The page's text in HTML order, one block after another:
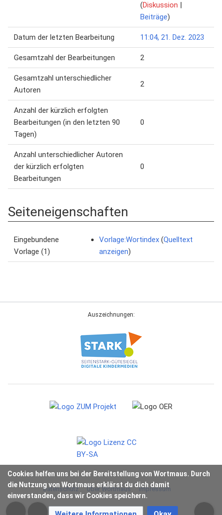
(Diskussion |
Beiträge)
Datum der letzten Bearbeitung 11:04, 21. Dez. 2023
Gesamtzahl der Bearbeitungen 2
Gesamtzahl unterschiedlicher
Autoren
2
Anzahl der kürzlich erfolgten
Bearbeitungen (in den letzten 90
Tagen)
0
Anzahl unterschiedlicher Autoren
der kürzlich erfolgten
Bearbeitungen
0
Seiteneigenschaften
Eingebundene
Vorlage (1)
Vorlage:Wortindex (Quelltext
anzeigen)
Cookies helfen uns bei der Bereitstellung von Wortmaus. Durch
die Nutzung von Wortmaus erklärst du dich damit
einverstanden, dass wir Cookies speichern.
Auszeichnungen:
Datenschutz Über Wortmaus Impressum